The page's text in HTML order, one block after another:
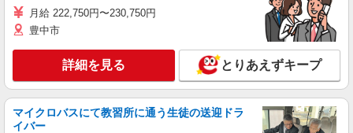
月給 222,750円〜230,750円
豊中市
詳細を見る とりあえずキープ
マイクロバスにて教習所に通う生徒の送迎ドラ
イバー